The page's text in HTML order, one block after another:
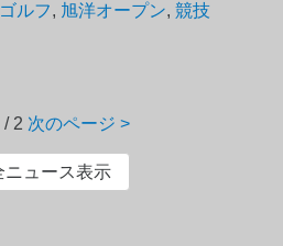
ゴルフ, 旭洋オープン,競技
/ 2 次のページ >
ニュース表示